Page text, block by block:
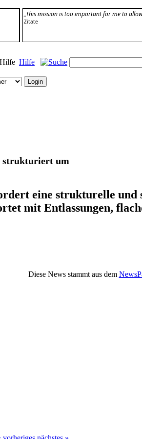
„This mission is too important for me to
Zitate
Hilfe
strukturiert um
eine strukturelle und
mit Entlassungen,
Diese News stammt aus dem